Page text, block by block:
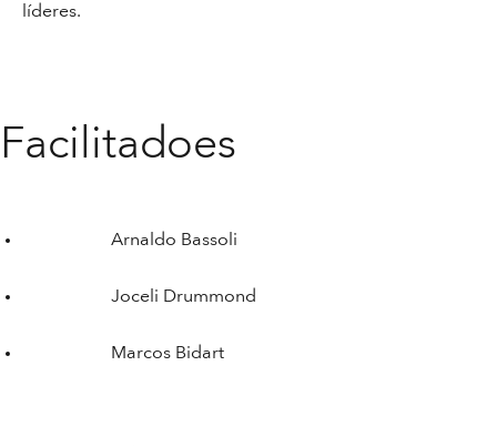
líderes.
Facilitadoes
Arnaldo Bassoli
Joceli Drummond
Marcos Bidart